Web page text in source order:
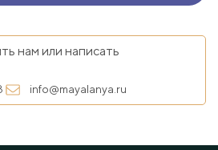
нам или написать
info@mayalanya.ru